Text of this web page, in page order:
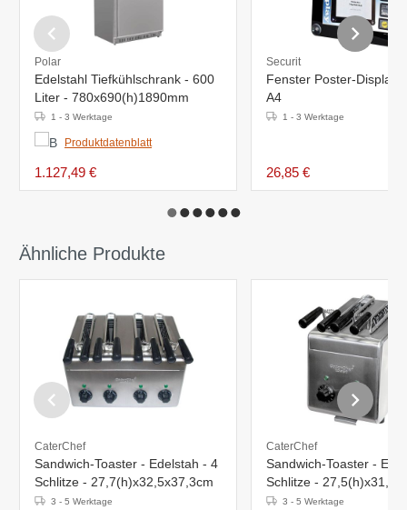
Polar
Edelstahl Tiefkühlschrank - 600
Liter - 780x690(h)1890mm
1 - 3 Werktage
Produktdatenblatt
1.127,49 €
Securit
Fenster Poster-Display
A4
1 - 3 Werktage
26,85 €
Ähnliche Produkte
CaterChef
Sandwich-Toaster - Edelstah - 4
Schlitze - 27,7(h)x32,5x37,3cm
3 - 5 Werktage
CaterChef
Sandwich-Toaster -
Schlitze -
3 - 5 Werktage